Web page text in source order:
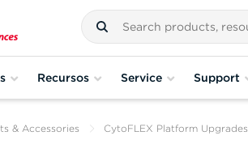
Recursos Service Support
& Accessories CytoFLEX Platform Upgrades